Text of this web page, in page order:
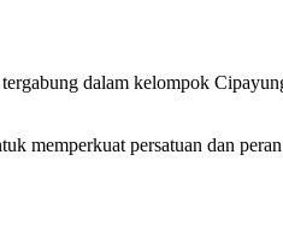
dalam kelompok
memperkuat persatuan dan